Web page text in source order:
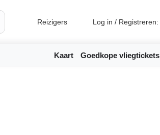
Reizigers Log in / Registreren:
Kaart Goedkope vliegtickets